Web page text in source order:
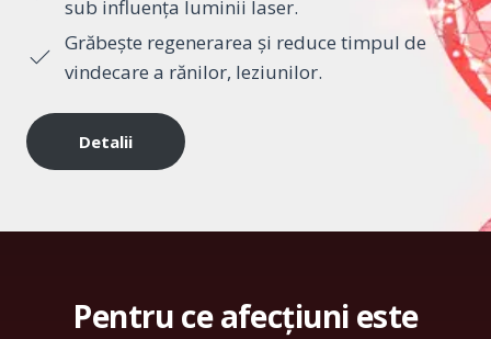
sub influența luminii laser.
Grăbește regenerarea și reduce timpul de
vindecare a rănilor, leziunilor.
Detalii
Pentru ce afecțiuni este